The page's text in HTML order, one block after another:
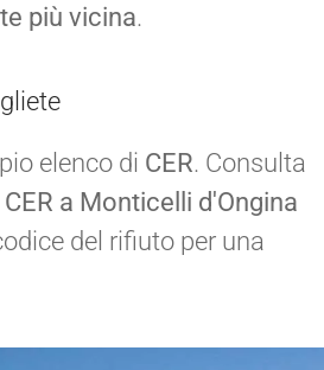
più vicina.
elenco di CER. Consulta
a Monticelli d'Ongina
del rifiuto per una